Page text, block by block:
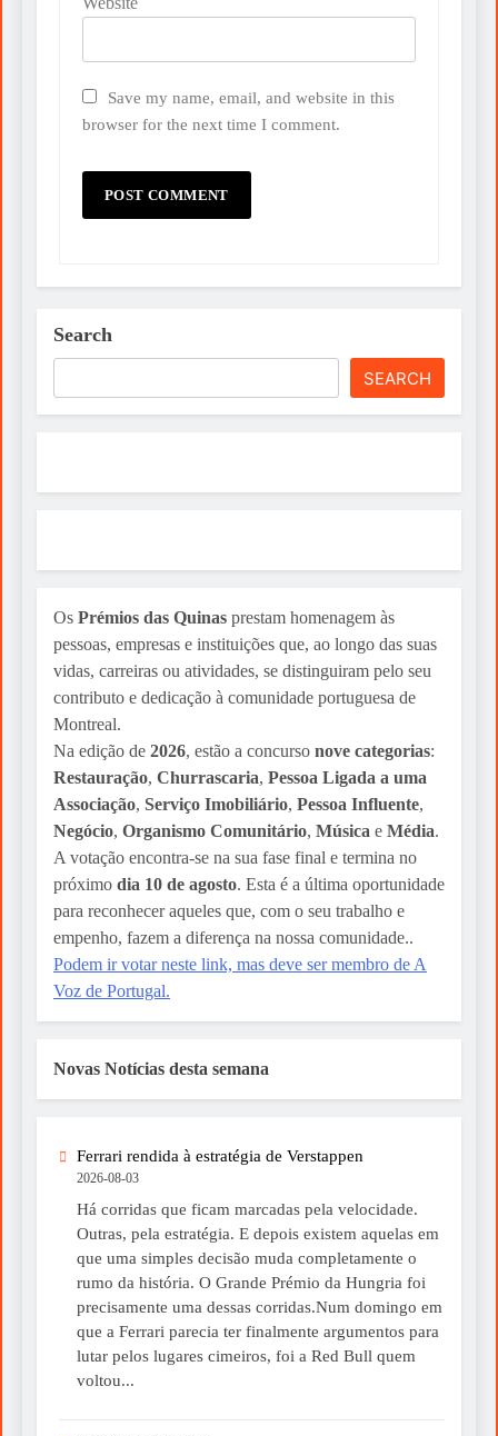
Save my name, email, and website in this
browser for the next time I comment.
Search
SEARCH
Os Prémios das Quinas prestam homenagem às
pessoas, empresas e instituições que, ao longo das suas
vidas, carreiras ou atividades, se distinguiram pelo seu
contributo e dedicação à comunidade portuguesa de
Montreal.
Na edição de 2026, estão a concurso nove categorias:
Restauração, Churrascaria, Pessoa Ligada a uma
Associação, Serviço Imobiliário, Pessoa Influente,
Negócio, Organismo Comunitário, Música e Média.
A votação encontra-se na sua fase final e termina no
próximo dia 10 de agosto. Esta é a última oportunidade
para reconhecer aqueles que, com o seu trabalho e
empenho, fazem a diferença na nossa comunidade..
Podem ir votar neste link, mas deve ser membro de A
Voz de Portugal.
Novas Notícias desta semana
Ferrari rendida à estratégia de Verstappen
2026-08-03
Há corridas que ficam marcadas pela velocidade.
Outras, pela estratégia. E depois existem aquelas em
que uma simples decisão muda completamente o
rumo da história. O Grande Prémio da Hungria foi
precisamente uma dessas corridas.Num domingo em
que a Ferrari parecia ter finalmente argumentos para
lutar pelos lugares cimeiros, foi a Red Bull quem
voltou...